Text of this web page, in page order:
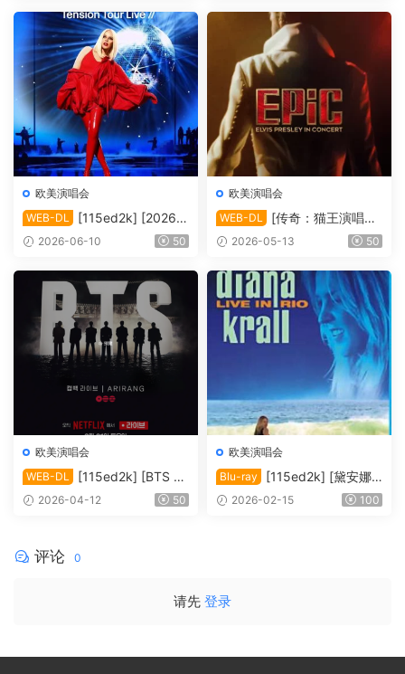
HDR10+ H.265 DDP 5.1][M
KV/19.89 GiB]
欧美演唱会
WEB-DL
[115ed2k] [2026-
凯莉·米洛：Tension巡回演唱
P5.1.H264][MKV/4.80 GiB]
2026-06-10 50
欧美演唱会
WEB-DL
[传奇：猫王演唱会
EPiC.Elvis.Presley.in.Concer
DL.DDP5.1.H.265][MKV/10.
44 GiB]
2026-05-13 50
欧美演唱会
WEB-DL
[115ed2k] [BTS Th
e Comeback 演唱会：Ariran
软字幕][1080P][MKV/9.91 G
iB]
2026-04-12 50
欧美演唱会
Blu-ray
[115ed2k] [黛安娜·
克瑞儿里约演唱会 Diana Kral
2026-02-15 100
评论 0
请先 登录